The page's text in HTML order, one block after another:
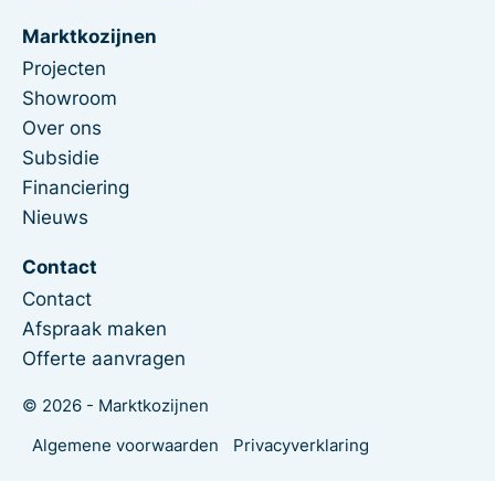
Marktkozijnen
Projecten
Showroom
Over ons
Subsidie
Financiering
Nieuws
Contact
Contact
Afspraak maken
Offerte aanvragen
© 2026 - Marktkozijnen
Algemene voorwaarden
Privacyverklaring